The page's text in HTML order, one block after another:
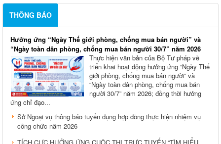
THÔNG BÁO
Hưởng ứng “Ngày Thế giới phòng, chống mua bán người” và
“Ngày toàn dân phòng, chống mua bán người 30/7” năm 2026
Thực hiện văn bản của Bộ Tư pháp về
triển khai hoạt động hưởng ứng “Ngày Thế
giới phòng, chống mua bán người” và
“Ngày toàn dân phòng, chống mua bán
người 30/7” năm 2026; đồng thời hưởng
ứng chỉ đạo...
Sở Ngoại vụ thông báo tuyển dụng hợp đồng thực hiện nhiệm vụ
công chức năm 2026